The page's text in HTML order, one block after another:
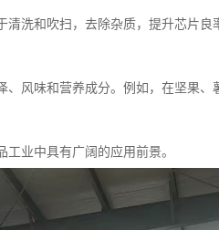
洗和吹扫，去除杂质，提升芯片
风味和营养成分。例如，在坚果、
业中具有广阔的应用前景。